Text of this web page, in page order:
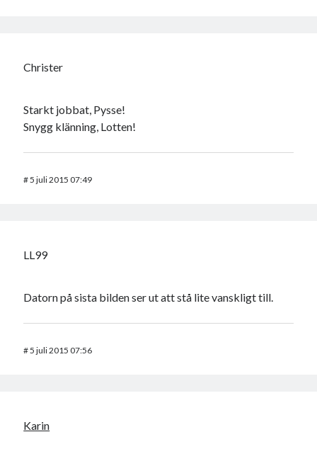
Christer
Starkt jobbat, Pysse!
Snygg klänning, Lotten!
#5 juli 2015 07:49
LL99
Datorn på sista bilden ser ut att stå lite vanskligt till.
#5 juli 2015 07:56
Karin